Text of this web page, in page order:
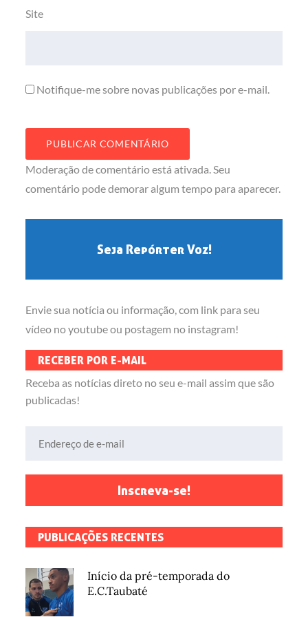
Site
Notifique-me sobre novas publicações por e-mail.
Moderação de comentário está ativada. Seu
comentário pode demorar algum tempo para aparecer.
Seja Repórter Voz!
Envie sua notícia ou informação, com link para seu
vídeo no youtube ou postagem no instagram!
RECEBER POR E-MAIL
Receba as notícias direto no seu e-mail assim que são
publicadas!
Inscreva-se!
PUBLICAÇÕES RECENTES
Início da pré-temporada do
E.C.Taubaté